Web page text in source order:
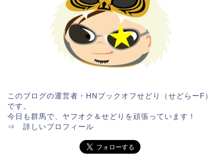
このブログの運営者・HNブックオフせどり（せどらーF）
です。
今日も群馬で、ヤフオク＆せどりを頑張っています！
⇒ 詳しいプロフィール